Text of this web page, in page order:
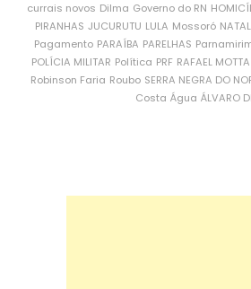
currais novos Dilma Governo do RN
PIRANHAS JUCURUTU LULA Mossoró NATAL
Pagamento PARAÍBA PARELHAS
POLÍCIA MILITAR Política PRF RAFAEL MOTTA
Robinson Faria Roubo SERRA NEGRA DO
Costa Água ÁLVARO